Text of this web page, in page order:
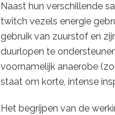
Naast hun verschillende
twitch vezels energie
gebruik van zuurstof en
duurlopen te
voornamelijk anaerobe
staat om korte, intense
Het begrijpen van de